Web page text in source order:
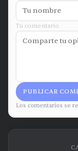
Tu comentario
PUBLICAR
Los comentarios se